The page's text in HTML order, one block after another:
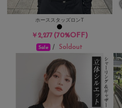
ホーススタッズロンT
￥2,277(70%OFF)
Sale /Soldout